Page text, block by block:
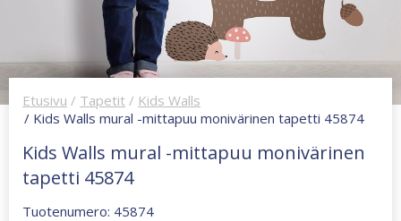
Etusivu / Tapetit / Kids Walls
/ Kids Walls mural -mittapuu monivärinen tapetti 45874
Kids Walls mural -mittapuu monivärinen
tapetti 45874
Tuotenumero: 45874